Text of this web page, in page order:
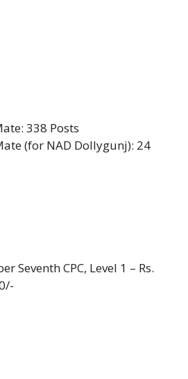
338 Posts
(for NAD Dollygunj): 24
Seventh CPC, Level 1 – Rs.